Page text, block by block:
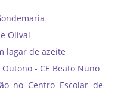
Olival
lagar de azeite
- CE Beato Nuno
no Centro Escolar de